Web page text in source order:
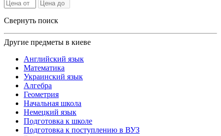
Свернуть поиск
Другие предметы в киеве
Английский язык
Математика
Украинский язык
Алгебра
Геометрия
Начальная школа
Немецкий язык
Подготовка к школе
Подготовка к поступлению в ВУЗ